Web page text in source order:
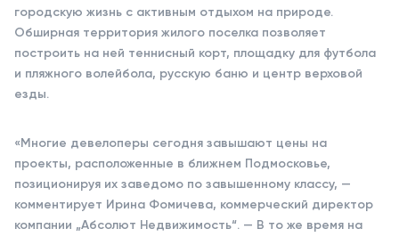
городскую жизнь с активным отдыхом на природе.
Обширная территория жилого поселка позволяет
построить на ней теннисный корт, площадку для футбола
и пляжного волейбола, русскую баню и центр верховой
езды.
«Многие девелоперы сегодня завышают цены на
проекты, расположенные в ближнем Подмосковье,
позиционируя их заведомо по завышенному классу, —
комментирует Ирина Фомичева, коммерческий директор
компании „Абсолют Недвижимость“. — В то же время на